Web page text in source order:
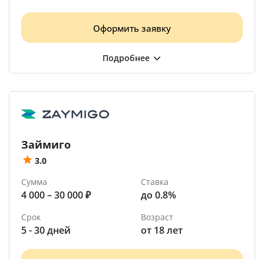
Оформить заявку
Займиго
3.0
Сумма
4 000 – 30 000 ₽
Ставка
до 0.8%
Срок
5 - 30 дней
Возраст
от 18 лет